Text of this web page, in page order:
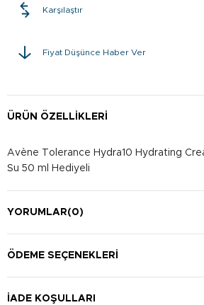
Karşılaştır
Fiyat Düşünce Haber Ver
ÜRÜN ÖZELLIKLERI
Avène Tolerance Hydra10 Hydrating
Su 50 ml Hediyeli
YORUMLAR(0)
ÖDEME SEÇENEKLERI
İADE KOŞULLARI